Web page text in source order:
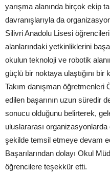
yarışma alanında birçok ekip
davranışlarıyla da
Silivri Anadolu Lisesi
alanlarındaki yetkinliklerini
okulun teknoloji ve robotik
güçlü bir noktaya ulaştığını bir
Takım danışman
edilen başarının uzun süredir
sonucu olduğunu belirterek,
uluslararası
şekilde temsil etmeye devam
Başarılarından dolayı Okul
öğrencilere teşekkür etti.